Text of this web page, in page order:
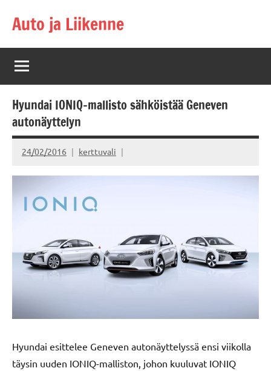
Auto ja Liikenne
Hyundai IONIQ-mallisto sähköistää Geneven
autonäyttelyn
24/02/2016 kerttuvali
Hyundai esittelee Geneven autonäyttelyssä ensi viikolla
täysin uuden IONIQ-malliston, johon kuuluvat IONIQ